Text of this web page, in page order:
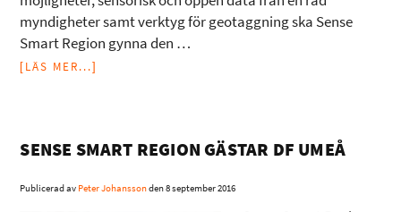
myndigheter samt verktyg för geotaggning ska Sense
Smart Region gynna den …
[LÄS MER...]
SENSE SMART REGION GÄSTAR DF UMEÅ
Publicerad av Peter Johanssonden8 september 2016